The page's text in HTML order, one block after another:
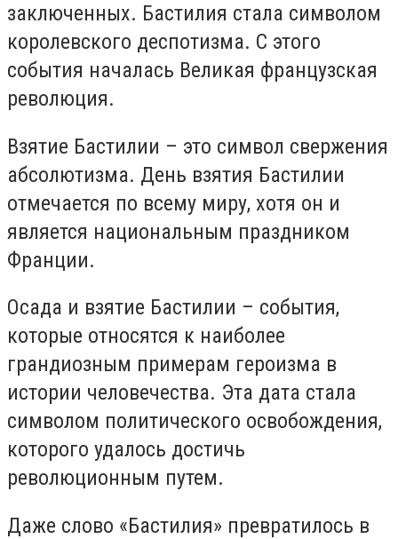
заключенных. Бастилия стала символом
королевского деспотизма. С этого
события началась Великая французская
революция.
Взятие Бастилии – это символ свержения
абсолютизма. День взятия Бастилии
отмечается по всему миру, хотя он и
является национальным праздником
Франции.
Осада и взятие Бастилии – события,
которые относятся к наиболее
грандиозным примерам героизма в
истории человечества. Эта дата стала
символом политического освобождения,
которого удалось достичь
революционным путем.
Даже слово «Бастилия» превратилось в